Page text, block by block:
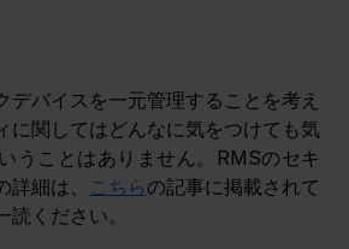
デバイスを一元管理することを考え
に関してはどんなに気をつけても気
うことはありません。RMSのセキ
細は、 こちら の記事に掲載されて
ください。